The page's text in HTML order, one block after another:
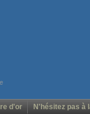
d'or N'hésitez pas à